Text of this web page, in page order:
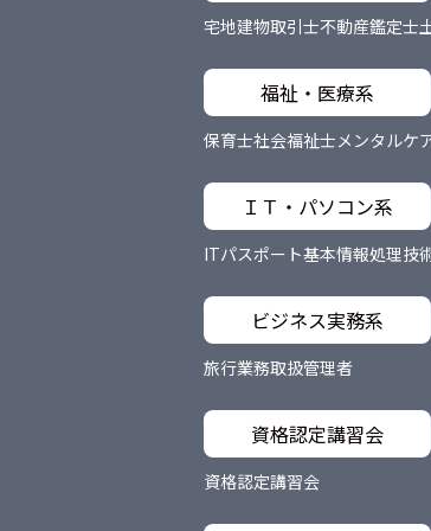
宅地建物取引士不動産鑑定士
福祉・医療系
保育士社会福祉士 メンタルケ
ＩＴ・パソコン系
ITパスポート基本情報処理技
ビジネス実務系
旅行業務取扱管理者
資格認定講習会
資格認定講習会